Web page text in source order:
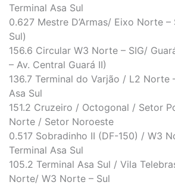
Terminal Asa Sul
0.627 Mestre D’Armas/ Eixo Norte –
Sul)
156.6 Circular W3 Norte – SIG/
– Av. Central Guará II)
136.7 Terminal do Varjão / L2 Norte
Asa Sul
151.2 Cruzeiro / Octogonal / Setor
Norte / Setor Noroeste
0.517 Sobradinho II (DF-150) / W3
Terminal Asa Sul
105.2 Terminal Asa Sul / Vila
Norte/ W3 Norte – Sul